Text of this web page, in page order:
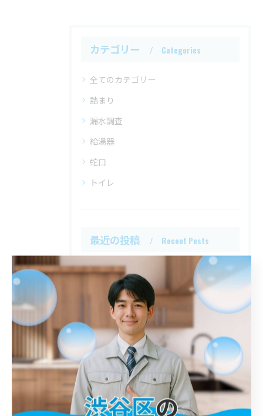
カテゴリー Categories
全てのカテゴリー
詰まり
漏水調査
給湯器
蛇口
トイレ
最近の投稿 Recent Posts
2025/12/09
2025/12/08
調布市 浴室水栓 交換